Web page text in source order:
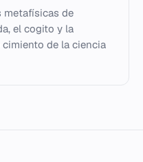
metafísicas de
el cogito y la
de la ciencia